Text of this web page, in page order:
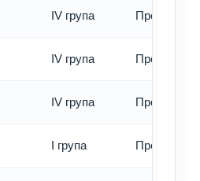
IV група Превод -
IV група Превод -
IV група Превод -
I група Превод -